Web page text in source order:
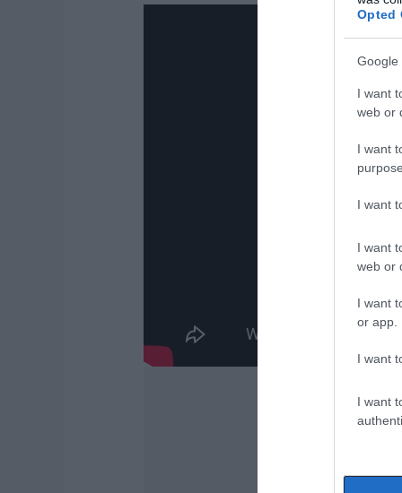
Opted
Google
I want
web or
I want
I want
I want
web or
I want
or app.
I want
I want